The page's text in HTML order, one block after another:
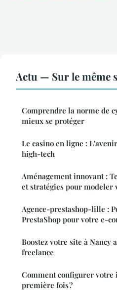
Actu — Sur le même
Comprendre la norme de
mieux se protéger
Le casino en ligne :
high-tech
Aménagement innovant :
et stratégies pour modeler
Agence-prestashop-lille :
PrestaShop pour votre e-
Boostez votre site à Nancy
freelance
Comment configurer votre
première fois ?